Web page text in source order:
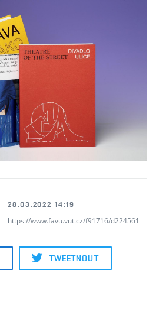
28.03.2022 14:19
https://www.favu.vut.cz/f91716/d224561
TWEETNOUT